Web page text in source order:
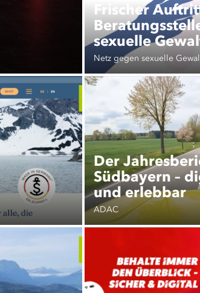
Frischer
sexuelle
Netz gegen sexuelle
Der
Südbayern –
und erlebbar
ADAC